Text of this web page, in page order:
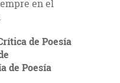
en el
de Poesía
de Poesía